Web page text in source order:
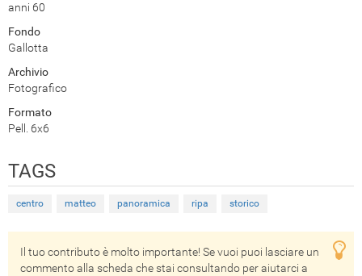
anni 60
Fondo
Gallotta
Archivio
Fotografico
Formato
Pell. 6x6
TAGS
centro matteo panoramica ripa storico
Il tuo contributo è molto importante! Se vuoi puoi lasciare un
commento alla scheda che stai consultando per aiutarci a